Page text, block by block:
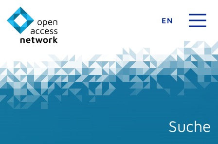
EN
Suche